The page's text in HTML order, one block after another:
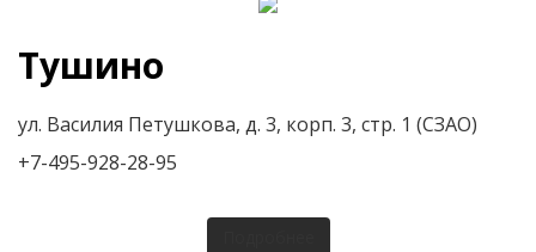
Тушино
ул. Василия Петушкова, д. 3, корп. 3, стр. 1 (СЗАО)
+7-495-928-28-95